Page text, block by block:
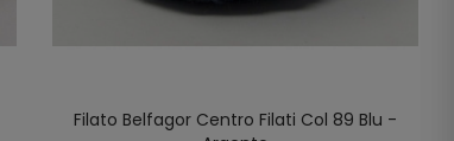
Filato Belfagor Centro Filati Col 89 Blu -